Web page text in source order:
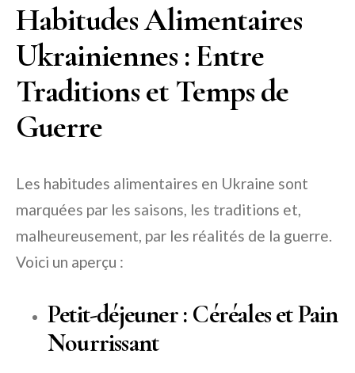
Habitudes Alimentaires
Ukrainiennes : Entre
Traditions et Temps de
Guerre
Les habitudes alimentaires en Ukraine sont
marquées par les saisons, les traditions et,
malheureusement, par les réalités de la guerre.
Voici un aperçu :
Petit-déjeuner : Céréales et Pain
Nourrissant